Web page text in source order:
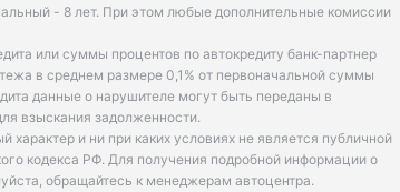
- 8 лет. При этом любые дополнительные комиссии
или суммы процентов по автокредиту банк-партнер
в среднем размере 0,1% от первоначальной суммы
данные о нарушителе могут быть переданы в
взыскания задолженности.
и ни при каких условиях не является публичной
кодекса РФ. Для получения подробной информации о
обращайтесь к менеджерам автоцентра.